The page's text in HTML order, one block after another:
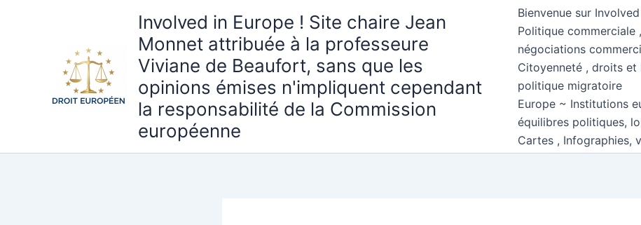
Involved in Europe ! Site chaire Jean
Monnet attribuée à la professeure
Viviane de Beaufort, sans que les
opinions émises n'impliquent cependant
la responsabilité de la Commission
européenne
Bienvenue sur
Politique commerciale
négociations
Citoyenneté , droits
politique migratoire
Europe ~ Institutions
équilibres politiques,
Cartes , Infographies,